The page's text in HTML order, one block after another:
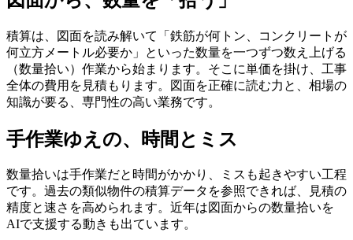
積算は、図面を読み解いて「鉄筋が何トン、コンクリートが
何立方メートル必要か」といった数量を一つずつ数え上げる
（数量拾い）作業から始まります。そこに単価を掛け、工事
全体の費用を見積もります。図面を正確に読む力と、相場の
知識が要る、専門性の高い業務です。
手作業ゆえの、時間とミス
数量拾いは手作業だと時間がかかり、ミスも起きやすい工程
です。過去の類似物件の積算データを参照できれば、見積の
精度と速さを高められます。近年は図面からの数量拾いを
AIで支援する動きも出ています。